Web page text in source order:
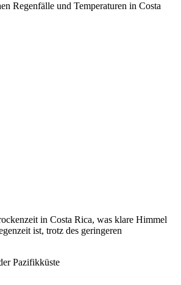
Regenfälle und Temperaturen in Costa
in Costa Rica, was klare Himmel
ist, trotz des geringeren
Pazifikküste